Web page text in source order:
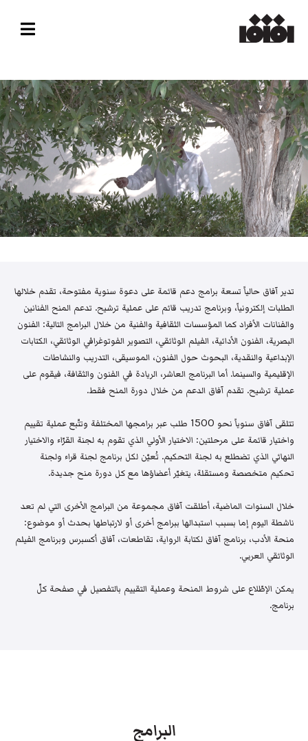
تدير آفاق حالياً تسعة برامج دعم قائمة على دعوة سنوية مفتوحة، تقدم خلالها
الطلبات إلكترونياً، وبرنامج تدريب قائم على عملية ترشيح. تدعم المنح الفنانين
والفنانات الأفراد كما المؤسسات الثقافية والفنية من خلال البرامج التالية: الفنون
البصرية، الفنون الأدائية، الفيلم الوثائقي، التصوير الفوتوغرافي الوثائقي، الكتابات
الإبداعية والنقدية، البحوث حول الفنون، الموسيقى، التدريب والنشاطات
الإقليمية والسينما. أما البرنامج العاشر، الريادة في الفنون والثقافة، فيقوم على
عملية ترشيح. تقدم آفاق الدعم من خلال دورة المنح فقط.
تتلقى آفاق سنوياً نحو 1500 طلب عبر برامجها المختلفة وتتّبع عملية تقييم
واختيار قائمة على مرحلتين: الاختيار الأولي الذي تقوم به لجنة القرّاء والاختيار
النهائي الذي تضطلع به لجنة التحكيم. تُعيّن لكل برنامج لجنة قراء ولجنة
تحكيم متخصصة ومستقلة، يتغيّر أعضاؤها مع كل دورة منح جديدة.
خلال السنوات الماضية، أطلقت آفاق مجموعة من البرامج الأخرى التي لم تعد
ناشطة اليوم إما بسبب استبدالها ببرامج أخرى أو لارتباطها بحدث أو موضوع:
منحة الأدب، برنامج آفاق لكتابة الرواية، تقاطعات، آفاق أكسبرس وبرنامج الفيلم
الوثائقي العربي.
يمكن الإطّلاع على شروط المنحة وعملية التقييم بالتفصيل في صفحة كلّ
برنامج.
البرامج